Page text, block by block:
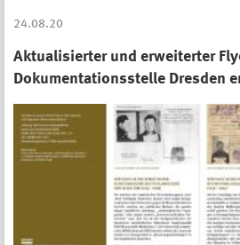
24.08.20
Aktualisierter und erweiterter
Dokumentationsstelle Dresden